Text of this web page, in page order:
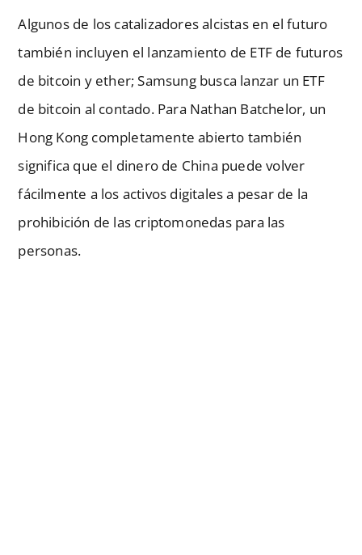
Algunos de los catalizadores alcistas en el futuro
también incluyen el lanzamiento de ETF de futuros
de bitcoin y ether; Samsung busca lanzar un ETF
de bitcoin al contado. Para Nathan Batchelor, un
Hong Kong completamente abierto también
significa que el dinero de China puede volver
fácilmente a los activos digitales a pesar de la
prohibición de las criptomonedas para las
personas.